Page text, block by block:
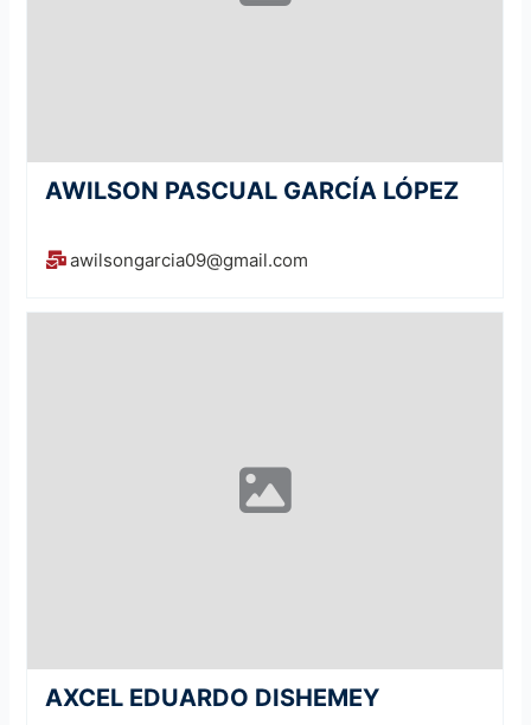
AWILSON PASCUAL GARCÍA LÓPEZ
awilsongarcia09@gmail.com
AXCEL EDUARDO DISHEMEY